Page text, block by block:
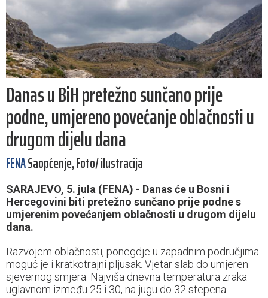
Danas u BiH pretežno sunčano prije
podne, umjereno povećanje oblačnosti u
drugom dijelu dana
FENASaopćenje, Foto/ ilustracija
SARAJEVO, 5. jula (FENA) - Danas će u Bosni i
Hercegovini biti pretežno sunčano prije podne s
umjerenim povećanjem oblačnosti u drugom dijelu
dana.
Razvojem oblačnosti, ponegdje u zapadnim područjima
moguć je i kratkotrajni pljusak. Vjetar slab do umjeren
sjevernog smjera. Najviša dnevna temperatura zraka
uglavnom između 25 i 30, na jugu do 32 stepena.